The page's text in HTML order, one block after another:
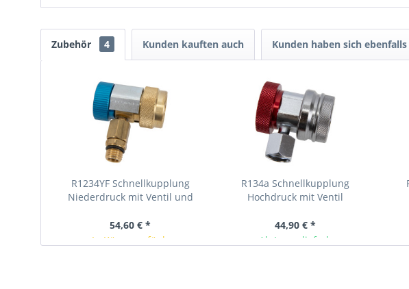
Zubehör 4 Kunden kauften auch Kunden haben sich
R1234YF Schnellkupplung
Niederdruck mit Ventil und
54,60 € *
In Kürze verfügbar
R134a Schnellkupplung
Hochdruck mit Ventil
44,90 € *
Ab Lager lieferbar